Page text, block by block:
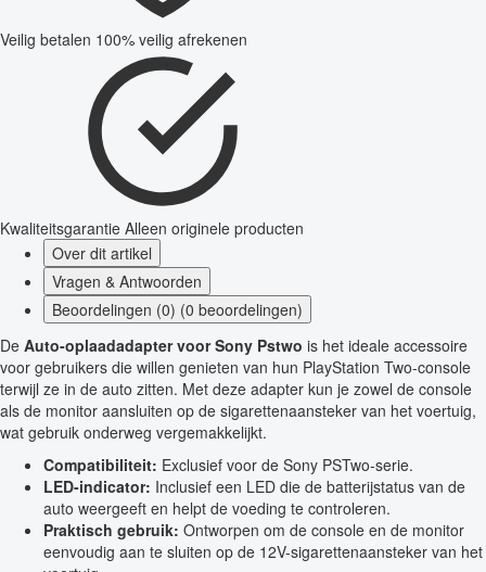
Veilig betalen 100% veilig afrekenen
Kwaliteitsgarantie Alleen originele producten
Over dit artikel
Vragen & Antwoorden
Beoordelingen (0) (0 beoordelingen)
De Auto-oplaadadapter voor Sony Pstwo is het ideale accessoire
voor gebruikers die willen genieten van hun PlayStation Two-console
terwijl ze in de auto zitten. Met deze adapter kun je zowel de console
als de monitor aansluiten op de sigarettenaansteker van het voertuig,
wat gebruik onderweg vergemakkelijkt.
Compatibiliteit: Exclusief voor de Sony PSTwo-serie.
LED-indicator: Inclusief een LED die de batterijstatus van de
auto weergeeft en helpt de voeding te controleren.
Praktisch gebruik: Ontworpen om de console en de monitor
eenvoudig aan te sluiten op de 12V-sigarettenaansteker van het